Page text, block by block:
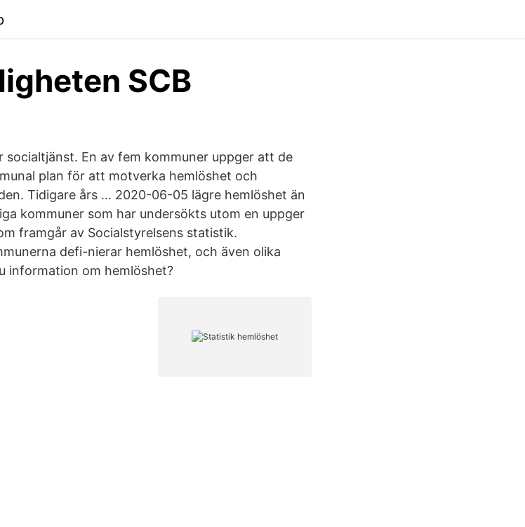
SCB
socialtjänst. En av fem kommuner uppger att de
plan för att motverka hemlöshet och
Tidigare års … 2020-06-05 lägre hemlöshet än
kommuner som har undersökts utom en uppger
framgår av Socialstyrelsens statistik.
defi-nierar hemlöshet, och även olika
information om hemlöshet?